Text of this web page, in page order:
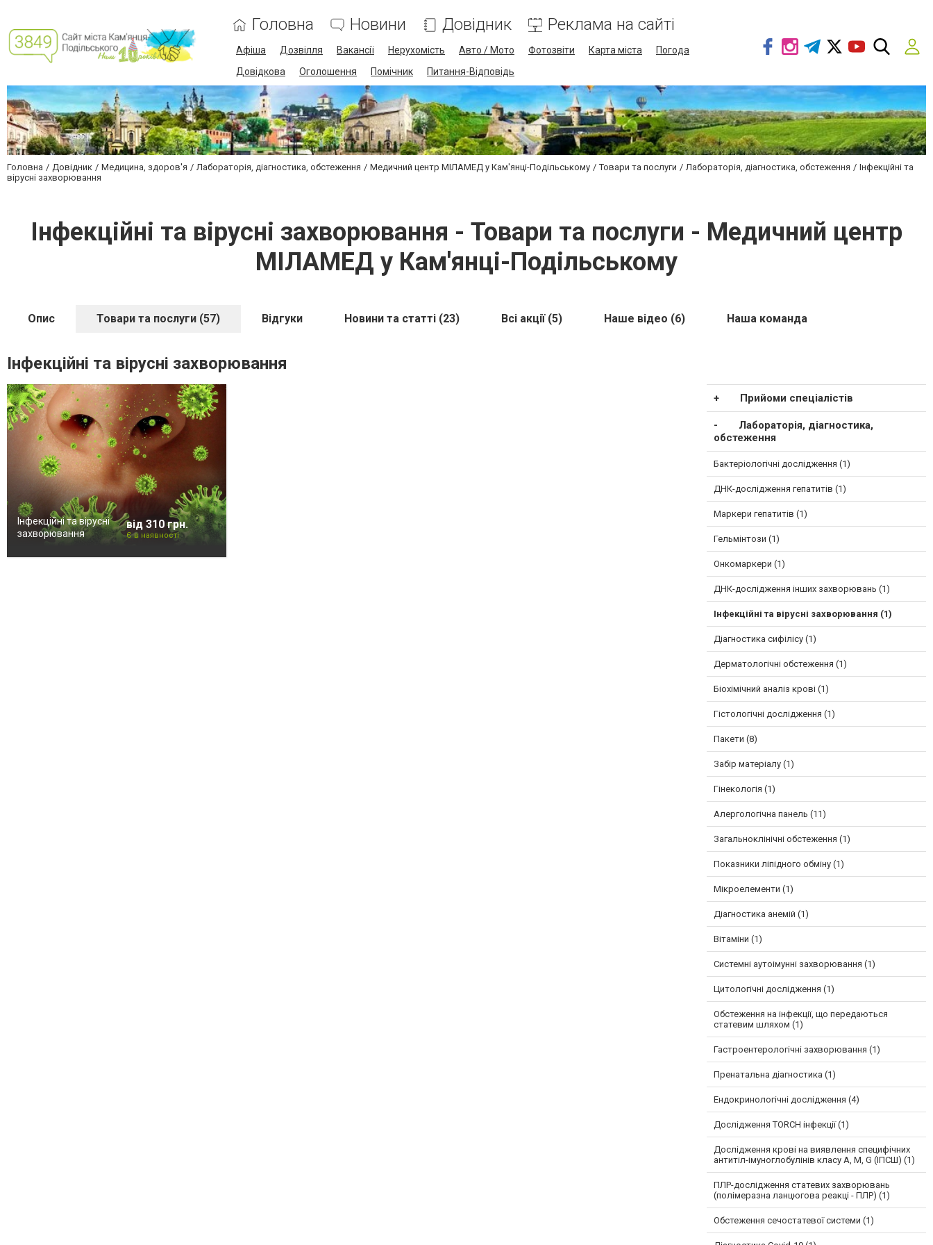
Головна Новини Довідник Реклама на сайті
Афіша Дозвілля Вакансії Нерухомість Авто / Мото Фотозвіти Карта міста
Погода
Довідкова
Оголошення Помічник Питання-Відповідь
Головна Довідник Медицина, здоров'я Лабораторія, діагностика, обстеження Медичний центр МІЛАМЕД у Кам'янці-Подільському Товари та послуги Лабораторія, діагностика, обстеження
Інфекційні та
вірусні захворювання
Інфекційні та вірусні захворювання - Товари та послуги - Медичний центр
МІЛАМЕД у Кам'янці-Подільському
Опис Товари та послуги (57) Відгуки Новини та статті (23) Всі акції (5) Наше відео (6) Наша команда
Інфекційні та вірусні захворювання
Інфекційні та вірусні
захворювання
від 310 грн.
Є в наявності
Прийоми спеціалістів
Лабораторія, діагностика,
обстеження
Бактеріологічні дослідження (1)
ДНК-дослідження гепатитів (1)
Маркери гепатитів (1)
Гельмінтози (1)
Онкомаркери (1)
ДНК-дослідження інших захворювань (1)
Інфекційні та вірусні захворювання (1)
Діагностика сифілісу (1)
Дерматологічні обстеження (1)
Біохімічний аналіз крові (1)
Гістологічні дослідження (1)
Пакети (8)
Забір матеріалу (1)
Гінекологія (1)
Алергологічна панель (11)
Загальноклінічні обстеження (1)
Показники ліпідного обміну (1)
Мікроелементи (1)
Діагностика анемій (1)
Вітаміни (1)
Системні аутоімунні захворювання (1)
Цитологічні дослідження (1)
Обстеження на інфекції, що передаються
статевим шляхом (1)
Гастроентерологічні захворювання (1)
Пренатальна діагностика (1)
Ендокринологічні дослідження (4)
Дослідження TORCH інфекції (1)
Дослідження крові на виявлення специфічних
антитіл-імуноглобулінів класу A, M, G (ІПСШ) (1)
ПЛР-дослідження статевих захворювань
(полімеразна ланцюгова реакці - ПЛР) (1)
Обстеження сечостатевої системи (1)